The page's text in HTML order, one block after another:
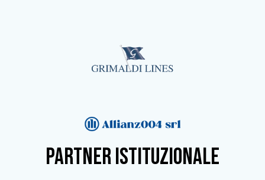
partner istituzionale